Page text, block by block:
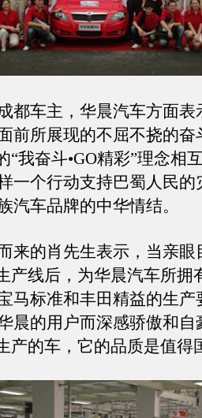
车主，华晨汽车方面表
前所展现的不屈不挠的奋
“我奋斗•GO精彩”理念相
一个行动支持巴蜀人民的
汽车品牌的中华情结。
的肖先生表示，当亲眼
产线后，为华晨汽车所拥
马标准和丰田精益的生产
晨的用户而深感骄傲和自
产的车，它的品质是值得